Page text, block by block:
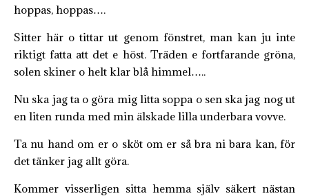
hoppas, hoppas….
Sitter här o tittar ut genom fönstret, man kan ju inte
riktigt fatta att det e höst. Träden e fortfarande gröna,
solen skiner o helt klar blå himmel…..
Nu ska jag ta o göra mig litta soppa o sen ska jag nog ut
en liten runda med min älskade lilla underbara vovve.
Ta nu hand om er o sköt om er så bra ni bara kan, för
det tänker jag allt göra.
Kommer visserligen sitta hemma själv säkert nästan